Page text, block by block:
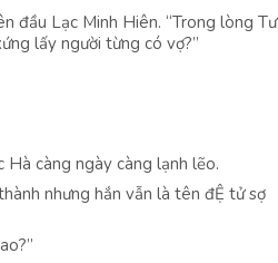
đầu Lạc Minh Hiên. “Trong lòng Tư
lấy người từng có vợ?”
Hà càng ngày càng lạnh lẽo.
nhưng hắn vẫn là tên đỆ tử sợ